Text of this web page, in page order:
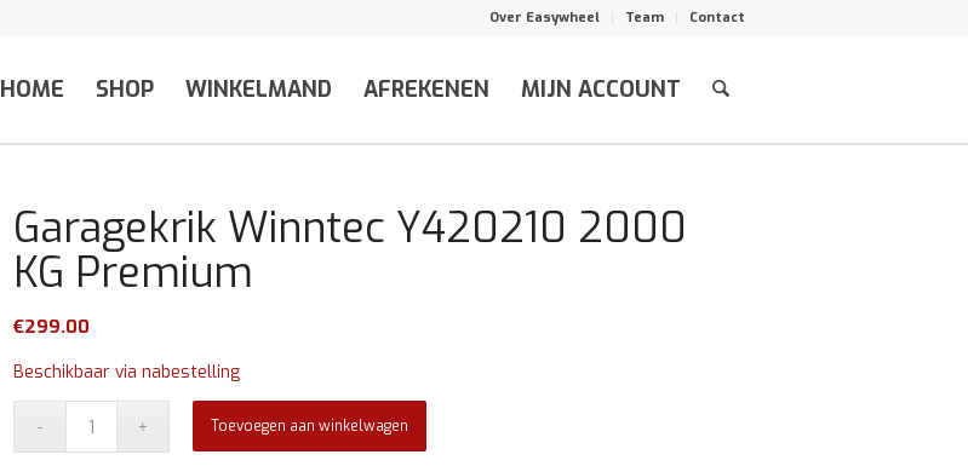
Over Easywheel Team Contact
HOME SHOP WINKELMAND AFREKENEN MIJN ACCOUNT
Garagekrik Winntec Y420210 2000
KG Premium
€299.00
Beschikbaar via nabestelling
Toevoegen aan winkelwagen